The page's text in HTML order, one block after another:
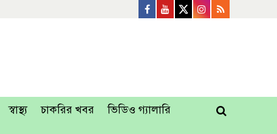
স্বাস্থ্য চাকরির খবর
ভিডিও গ্যালারি